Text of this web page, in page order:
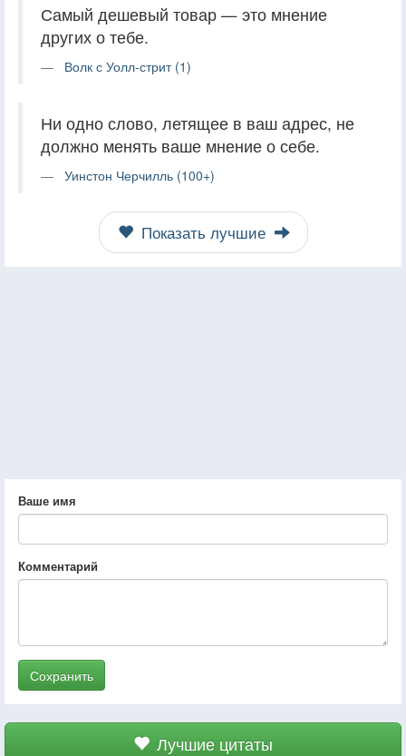
Самый дешевый товар — это мнение
других о тебе.
Волк с Уолл-стрит (1)
Ни одно слово, летящее в ваш адрес, не
должно менять ваше мнение о себе.
Уинстон Черчилль (100+)
Показать лучшие
Ваше имя
Комментарий
Сохранить
Лучшие цитаты